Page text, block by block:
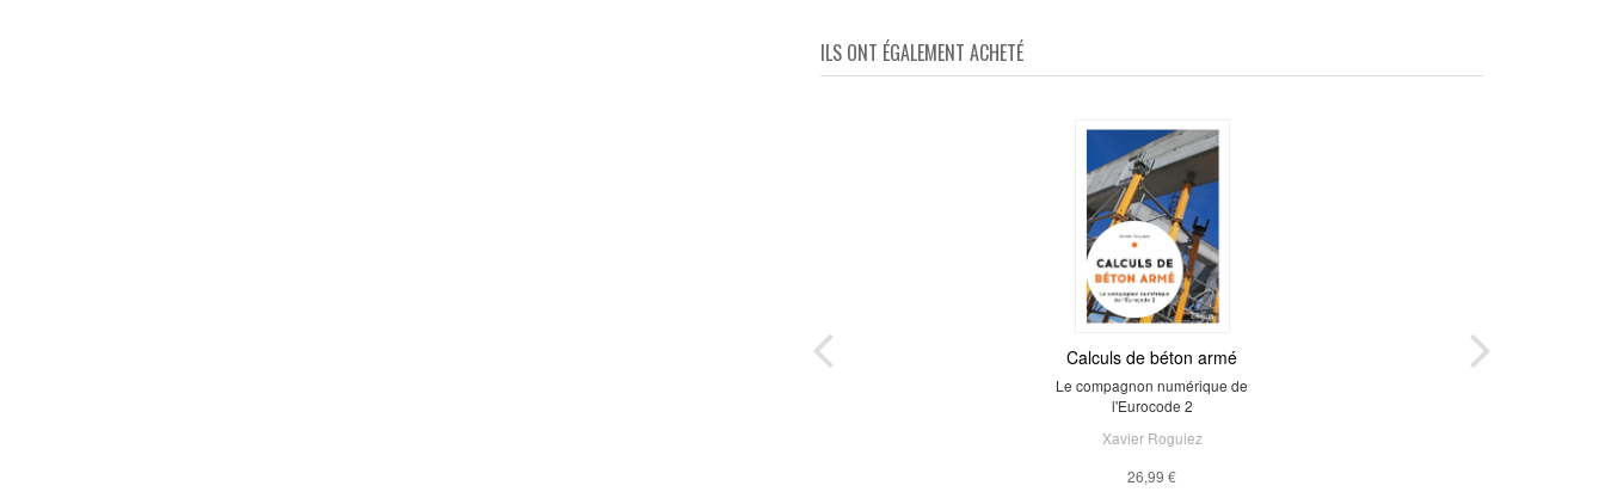
ILS ONT ÉGALEMENT ACHETÉ
Calculs de béton armé
Le compagnon numérique de
l'Eurocode 2
Xavier Roguiez
26,99 €